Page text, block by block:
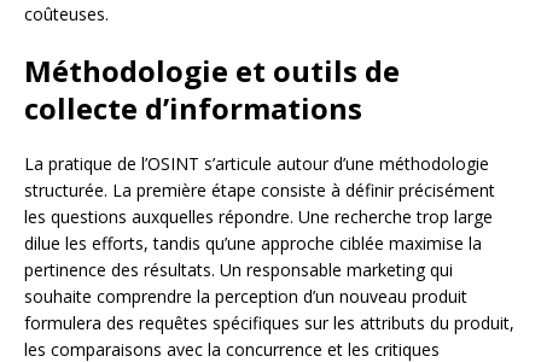
coûteuses.
Méthodologie et outils de
collecte d’informations
La pratique de l’OSINT s’articule autour d’une méthodologie
structurée. La première étape consiste à définir précisément
les questions auxquelles répondre. Une recherche trop large
dilue les efforts, tandis qu’une approche ciblée maximise la
pertinence des résultats. Un responsable marketing qui
souhaite comprendre la perception d’un nouveau produit
formulera des requêtes spécifiques sur les attributs du produit,
les comparaisons avec la concurrence et les critiques